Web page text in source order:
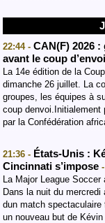
22:44 - CAN(F) 2026
avant le coup d’envoi
La 14e édition de la
dimanche 26 juillet. La
groupes, les équipes à
coup denvoi.Initialement
par la Confédération
21:36 - États-Unis :
Cincinnati s’impose
La Major League
Dans la nuit du
dun match spectaculaire
un nouveau but de